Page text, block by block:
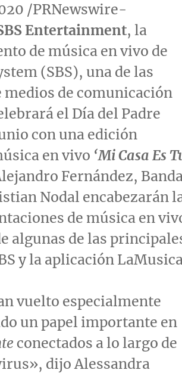
/PRNewswire-
Entertainment, la
de música en vivo de
(SBS), una de las
de comunicación
el Día del Padre
con una edición
en vivo ‘Mi Casa Es
Fernández,
Nodal encabezarán
de música en
algunas de las
y la aplicación
vuelto especialmente
un papel importante en
conectados a lo largo de
dijo Alessandra